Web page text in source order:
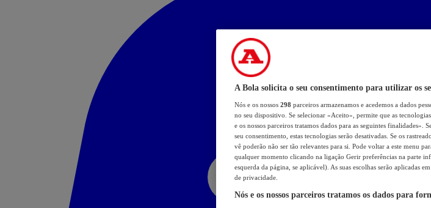
A Bola solicita o seu consentimento para utilizar os
Nós e os nossos 298 parceiros armazenamos e acedemos a dados
no seu dispositivo. Se selecionar «Aceito», permite que as
e os nossos parceiros tratamos dados para as seguintes
seu consentimento, estas tecnologias serão desativadas. Se os
vê poderão não ser tão relevantes para si. Pode voltar a este menu
qualquer momento clicando na ligação Gerir preferências na parte
esquerda da página, se aplicável). As suas escolhas serão aplicadas
de privacidade.
Nós e os nossos parceiros tratamos os dados para